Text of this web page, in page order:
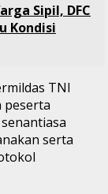
Sipil, DFC
Kondisi
TNI
peserta
serta